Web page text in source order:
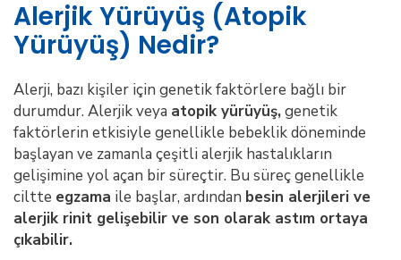
Alerjik Yürüyüş (Atopik
Yürüyüş) Nedir?
Alerji, bazı kişiler için genetik faktörlere bağlı bir
durumdur. Alerjik veya atopik yürüyüş,genetik
faktörlerin etkisiyle genellikle bebeklik döneminde
başlayan ve zamanla çeşitli alerjik hastalıkların
gelişimine yol açan bir süreçtir. Bu süreç genellikle
ciltte egzama ile başlar, ardından besin alerjileri ve
alerjik rinit gelişebilir ve son olarak astım ortaya
çıkabilir.